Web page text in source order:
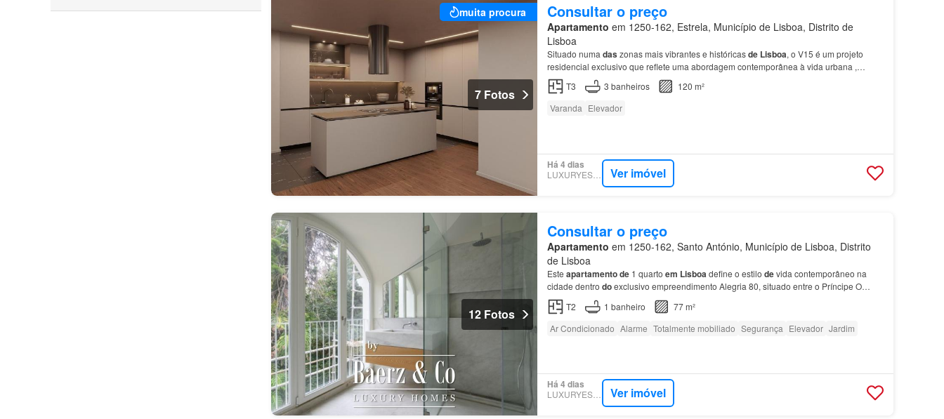
muita procura
7 Fotos
Consultar o preço
Apartamento em 1250-162, Estrela, Município de Lisboa, Distrito de
Lisboa
Situado numadas zonas mais vibrantes e históricasde Lisboa, o V15 é um projeto
residencial exclusivo que reflete uma abordagem contemporânea à vida urbana ,
mantendo a autenticidade
bairro
T3 3 banheiros
120 m²
Varanda Elevador
Há 4 dias
LUXURYESTATE Ver imóvel
12 Fotos
Consultar o preço
Apartamento em 1250-162, Santo António, Município de Lisboa, Distrito
de Lisboa
Este apartamentode1 quarto em Lisboadefine o estilo devida contemporâneo na
cidade dentro doexclusivo empreendimento Alegria 80, situado entre o Príncipe O
apartamentoé entregue totalmente mobilado e equipado, incluindo…
T2 1 banheiro
77 m²
Ar Condicionado Alarme Totalmente mobiliado Segurança Elevador Jardim
Há 4 dias
LUXURYESTATE Ver imóvel